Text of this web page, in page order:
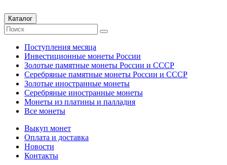
Каталог
Поступления месяца
Инвестиционные монеты России
Золотые памятные монеты России и СССР
Серебряные памятные монеты России и СССР
Золотые иностранные монеты
Серебряные иностранные монеты
Монеты из платины и палладия
Все монеты
Выкуп монет
Оплата и доставка
Новости
Контакты